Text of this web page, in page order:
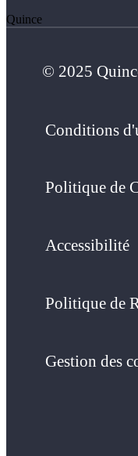
Quince
© 2025
Conditions
Politique de
Accessibilité
Politique de
Gestion des